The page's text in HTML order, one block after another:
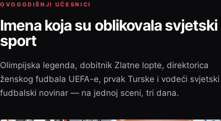
OVOGODIŠNJI UČESNICI
Imena koja su oblikovala svjetski
sport
Olimpijska legenda, dobitnik Zlatne lopte, direktorica
ženskog fudbala UEFA-e, prvak Turske i vodeći svjetski
fudbalski novinar — na jednoj sceni, tri dana.